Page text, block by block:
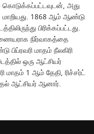
கொடுக்கப்பட்டவுடன், அது
மாறியது. 1868 ஆம் ஆண்டு
பிரிக்கப்பட்டது.
நிர்வாகத்தை
மாதம் நீலகிரி
ஒரு ஆட்சியர்
மாதம் 1 ஆம் தேதி, ரிச்சர்ட்
ஆட்சியர் ஆனார்.